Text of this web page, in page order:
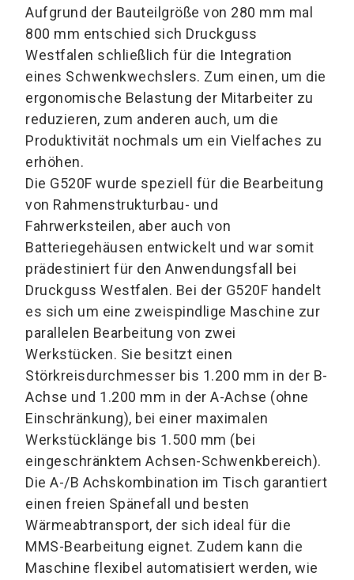
Aufgrund der Bauteilgröße von 280 mm mal
800 mm entschied sich Druckguss
Westfalen schließlich für die Integration
eines Schwenkwechslers. Zum einen, um die
ergonomische Belastung der Mitarbeiter zu
reduzieren, zum anderen auch, um die
Produktivität nochmals um ein Vielfaches zu
erhöhen.
Die G520F wurde speziell für die Bearbeitung
von Rahmenstrukturbau- und
Fahrwerksteilen, aber auch von
Batteriegehäusen entwickelt und war somit
prädestiniert für den Anwendungsfall bei
Druckguss Westfalen. Bei der G520F handelt
es sich um eine zweispindlige Maschine zur
parallelen Bearbeitung von zwei
Werkstücken. Sie besitzt einen
Störkreisdurchmesser bis 1.200 mm in der B-
Achse und 1.200 mm in der A-Achse (ohne
Einschränkung), bei einer maximalen
Werkstücklänge bis 1.500 mm (bei
eingeschränktem Achsen-Schwenkbereich).
Die A-/B Achskombination im Tisch garantiert
einen freien Spänefall und besten
Wärmeabtransport, der sich ideal für die
MMS-Bearbeitung eignet. Zudem kann die
Maschine flexibel automatisiert werden, wie